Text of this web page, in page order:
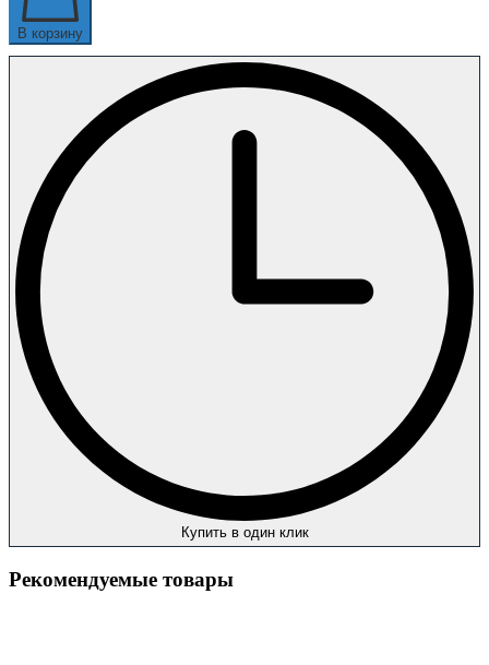
В корзину
Купить в один клик
Рекомендуемые товары